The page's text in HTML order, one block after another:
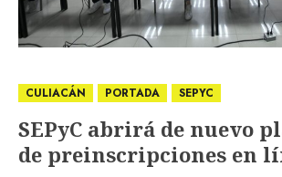
CULIACÁN PORTADA SEPYC
SEPyC abrirá de nuevo
de preinscripciones en